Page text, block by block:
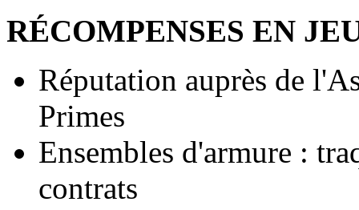
RÉCOMPENSES EN
Réputation auprès de
Primes
Ensembles d'armure :
contrats